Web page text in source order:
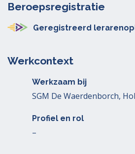
Beroepsregistratie
Geregistreerd
Werkcontext
Werkzaam bij
SGM De Waerdenborch,
Profiel en rol
–